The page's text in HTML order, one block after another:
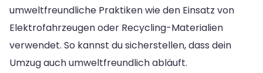
umweltfreundliche Praktiken wie den Einsatz von
Elektrofahrzeugen oder Recycling-Materialien
verwendet. So kannst du sicherstellen, dass dein
Umzug auch umweltfreundlich abläuft.